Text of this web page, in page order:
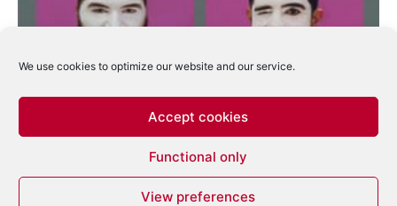
We use cookies to optimize our website and our service.
Accept cookies
Functional only
View preferences
Primul release Ostgut Ton apare in 28
ianuarie 2008
noiembrie 23, 2007